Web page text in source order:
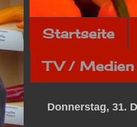
Startseite
TV / Medien
Donnerstag, 31.